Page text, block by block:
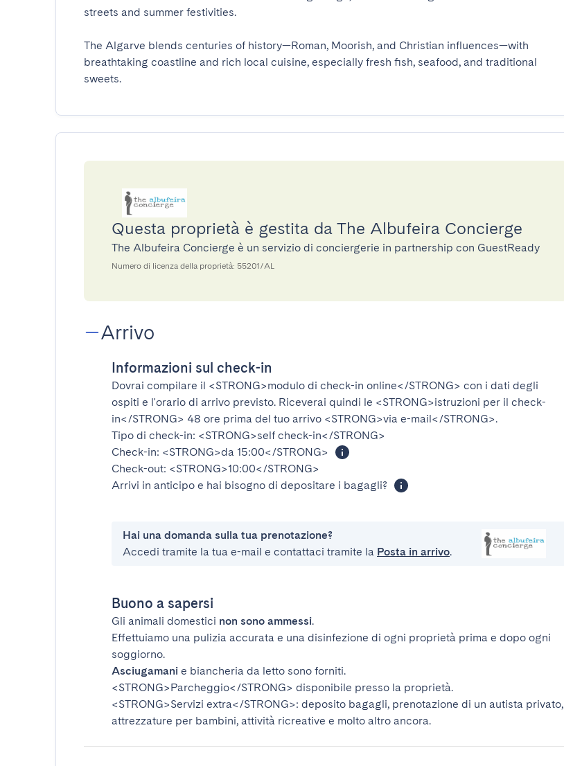
streets and summer festivities.
The Algarve blends centuries of history—Roman, Moorish, and Christian influences—with
breathtaking coastline and rich local cuisine, especially fresh fish, seafood, and traditional
sweets.
Questa proprietà è gestita da The Albufeira Concierge
The Albufeira Concierge è un servizio di conciergerie in partnership con GuestReady
Numero di licenza della proprietà: 55201/AL
Arrivo
Informazioni sul check-in
Dovrai compilare il <STRONG>modulo di check-in online</STRONG> con i dati degli
ospiti e l'orario di arrivo previsto. Riceverai quindi le <STRONG>istruzioni per il check-
in</STRONG> 48 ore prima del tuo arrivo <STRONG>via e-mail</STRONG>.
Tipo di check-in: <STRONG>self check-in</STRONG>
Check-in: <STRONG>da 15:00</STRONG>
Check-out: <STRONG>10:00</STRONG>
Arrivi in anticipo e hai bisogno di depositare i bagagli?
Hai una domanda sulla tua prenotazione?
Accedi tramite la tua e-mail e contattaci tramite la Posta in arrivo.
Buono a sapersi
Gli animali domestici non sono ammessi.
Effettuiamo una pulizia accurata e una disinfezione di ogni proprietà prima e dopo ogni
soggiorno.
Asciugamani e biancheria da letto sono forniti.
<STRONG>Parcheggio</STRONG> disponibile presso la proprietà.
<STRONG>Servizi extra</STRONG>: deposito bagagli, prenotazione di un autista privato,
attrezzature per bambini, attività ricreative e molto altro ancora.